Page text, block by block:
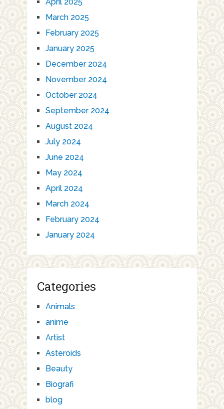
March 2025
February 2025
January 2025
December 2024
November 2024
October 2024
September 2024
August 2024
July 2024
June 2024
May 2024
April 2024
March 2024
February 2024
January 2024
Categories
Animals
anime
Artist
Asteroids
Beauty
Biografi
blog